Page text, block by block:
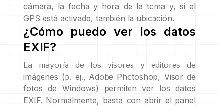
cámara, la fecha y hora de la toma y, si el
GPS está activado, también la ubicación.
¿Cómo puedo ver los datos
EXIF?
La mayoría de los visores y editores de
imágenes (p. ej., Adobe Photoshop, Visor de
fotos de Windows) permiten ver los datos
EXIF. Normalmente, basta con abrir el panel